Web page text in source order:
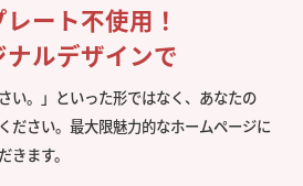
ート不使用！
ナルデザインで
い。」といった形ではなく、あなたの
ださい。最大限魅力的なホームページに
きます。